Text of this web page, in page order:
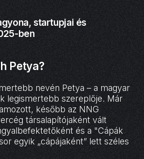
startupjai és
ben
Petya?
nevén Petya – a magyar
legismertebb szereplője. Már
később az NNG
társalapítójaként vált
és a "Cápák
egyik „cápájaként” lett széles